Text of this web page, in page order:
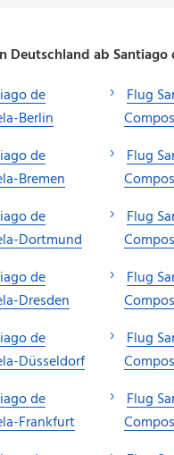
Deutschland ab
de
Berlin
de
Bremen
de
Dortmund
de
Dresden
de
Düsseldorf
de
Frankfurt
Flug
Flug
Flug
Flug
Flug
Flug